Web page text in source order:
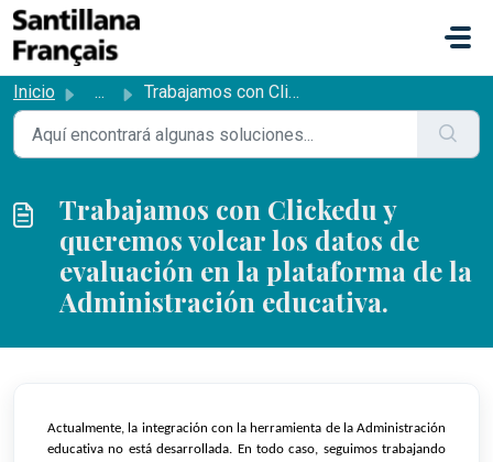
Saltar al contenido principal
Inicio ... Trabajamos con Clickedu y queremos volcar los datos de ev...
Trabajamos con Clickedu y
queremos volcar los datos de
evaluación en la plataforma de la
Administración educativa.
Actualmente, la integración con la herramienta de la Administración
educativa no está desarrollada. En todo caso, seguimos trabajando